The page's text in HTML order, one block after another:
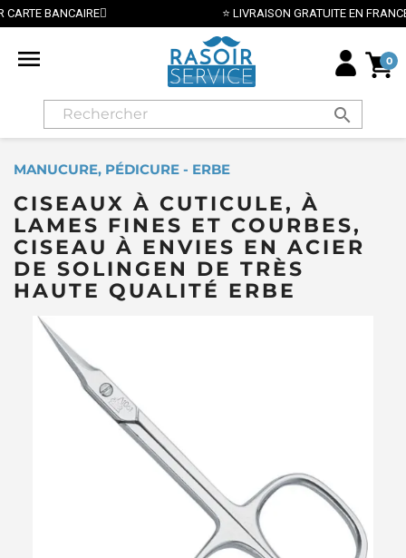
⭐ LIVRAISON GRATUITE EN FRANCE MÉTROPOLITAINE DÈS 70€ ⭐
 0
search
MANUCURE, PÉDICURE - ERBE
CISEAUX À CUTICULE, À
LAMES FINES ET COURBES,
CISEAU À ENVIES EN ACIER
DE SOLINGEN DE TRÈS
HAUTE QUALITÉ ERBE